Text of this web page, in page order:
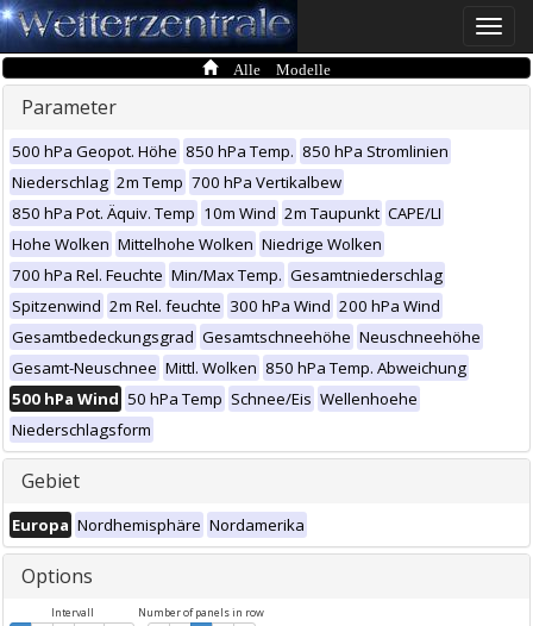
Toggle
Alle Modelle
Parameter
500 hPa Geopot. Höhe 850 hPa Temp. 850 hPa Stromlinien
Niederschlag 2m Temp 700 hPa Vertikalbew
850 hPa Pot. Äquiv. Temp 10m Wind 2m Taupunkt CAPE/LI
Hohe Wolken Mittelhohe Wolken Niedrige Wolken
700 hPa Rel. Feuchte Min/Max Temp. Gesamtniederschlag
Spitzenwind 2m Rel. feuchte 300 hPa Wind 200 hPa Wind
Gesamtbedeckungsgrad Gesamtschneehöhe Neuschneehöhe
Gesamt-Neuschnee Mittl. Wolken 850 hPa Temp. Abweichung
500 hPa Wind 50 hPa Temp Schnee/Eis Wellenhoehe
Niederschlagsform
Gebiet
Europa Nordhemisphäre Nordamerika
Options
Intervall Number of panels in row